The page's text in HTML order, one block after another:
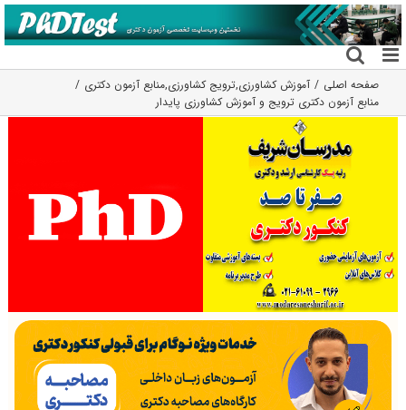
رفتن
به
محتوا
صفحه اصلی آموزش کشاورزی,ترویج کشاورزی,منابع آزمون دکتری
منابع آزمون دکتری ترویج و آموزش کشاورزی پایدار